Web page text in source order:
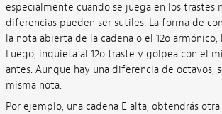
especialmente cuando se juega en los trastes
diferencias pueden ser sutiles. La forma de
la nota abierta de la cadena o el 12o
Luego, inquieta al 12o traste y golpea con el
antes. Aunque hay una diferencia de octavos,
misma nota.
Por ejemplo, una cadena E alta, obtendrás otra